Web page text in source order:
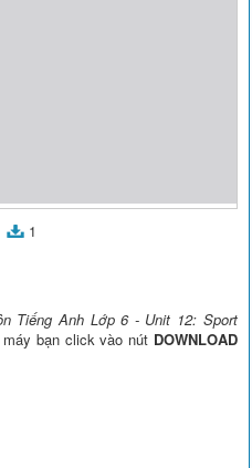
1
Tiếng Anh Lớp 6 - Unit 12: Sport
bạn click vào nút DOWNLOAD